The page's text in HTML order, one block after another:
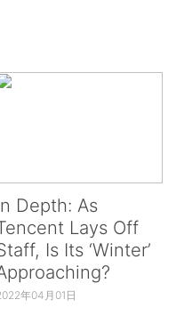
Depth: As
Lays Off
Is Its ‘Winter’
年04月01日